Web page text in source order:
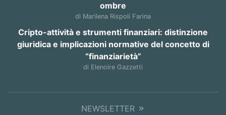
ombre
di Marilena Rispoli Farina
Cripto-attività e strumenti finanziari: distinzione
giuridica e implicazioni normative del concetto di
“finanziarietà”
di Elenoire Gazzetti
NEWSLETTER